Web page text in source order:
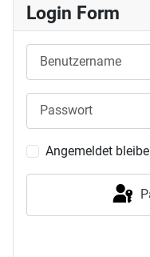
Login Form
Angemeldet